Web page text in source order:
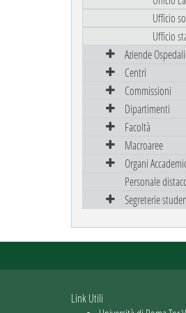
Ufficio
Ufficio
Aziende
Centri
Commissioni
Dipartimenti
Facoltà
Macroaree
Organi
Personale
Segreterie
Link Utili